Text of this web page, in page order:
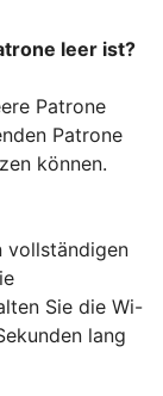
leer ist?
Patrone
Patrone
können.
vollständigen
Sie die Wi-
lang